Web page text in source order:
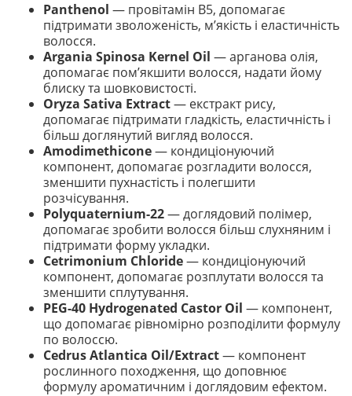
Panthenol — провітамін B5, допомагає
підтримати зволоженість, м’якість і еластичність
волосся.
Argania Spinosa Kernel Oil — арганова олія,
допомагає пом’якшити волосся, надати йому
блиску та шовковистості.
Oryza Sativa Extract— екстракт рису,
допомагає підтримати гладкість, еластичність і
більш доглянутий вигляд волосся.
Amodimethicone— кондиціонуючий
компонент, допомагає розгладити волосся,
зменшити пухнастість і полегшити
розчісування.
Polyquaternium-22— доглядовий полімер,
допомагає зробити волосся більш слухняним і
підтримати форму укладки.
Cetrimonium Chloride— кондиціонуючий
компонент, допомагає розплутати волосся та
зменшити сплутування.
PEG-40 Hydrogenated Castor Oil — компонент,
що допомагає рівномірно розподілити формулу
по волоссю.
Cedrus Atlantica Oil/Extract— компонент
рослинного походження, що доповнює
формулу ароматичним і доглядовим ефектом.